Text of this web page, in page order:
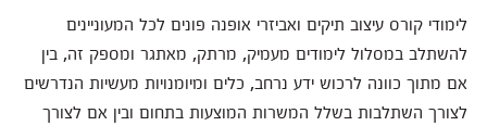
לימודי קורס עיצוב תיקים ואביזרי אופנה פונים לכל המעוניינים
להשתלב במסלול לימודים מעמיק, מרתק, מאתגר ומספק זה, בין
אם מתוך כוונה לרכוש ידע נרחב, כלים ומיומנויות מעשיות הנדרשים
לצורך השתלבות בשלל המשרות המוצעות בתחום ובין אם לצורך